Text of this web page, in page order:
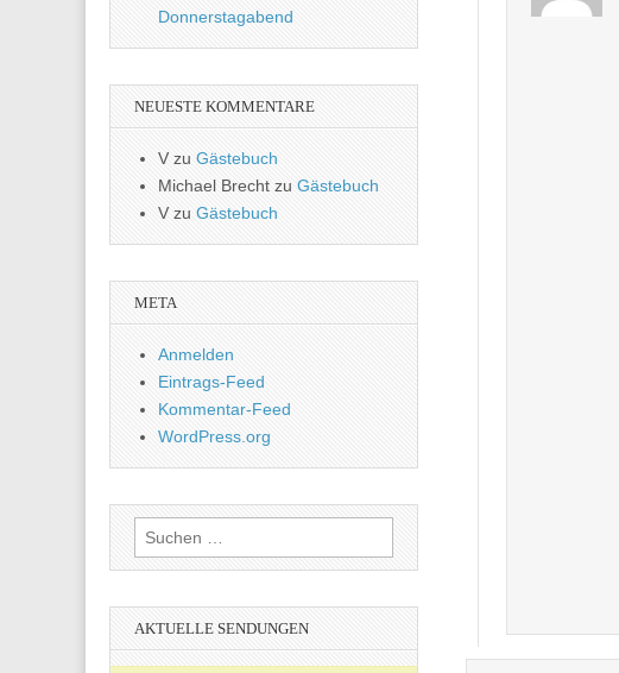
Donnerstagabend
NEUESTE KOMMENTARE
V zu Gästebuch
Michael Brecht zu Gästebuch
Vzu Gästebuch
META
Anmelden
Eintrags-Feed
Kommentar-Feed
WordPress.org
Suchen
nach:
AKTUELLE SENDUNGEN